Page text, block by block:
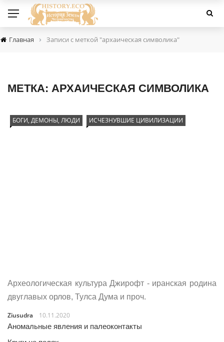
Главная › Записи с меткой "архаическая символика"
МЕТКА: АРХАИЧЕСКАЯ СИМВОЛИКА
БОГИ, ДЕМОНЫ, ЛЮДИ ИСЧЕЗНУВШИЕ ЦИВИЛИЗАЦИИ
Археологическая культура Джирофт - иранская родина
двуглавых орлов, Тулса Дума и проч.
Ziusudra
10.11.2020
Аномальные явления и палеоконтакты